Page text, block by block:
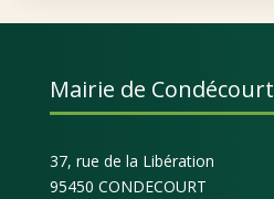
Mairie de Condécourt
37, rue de la Libération
95450 CONDECOURT